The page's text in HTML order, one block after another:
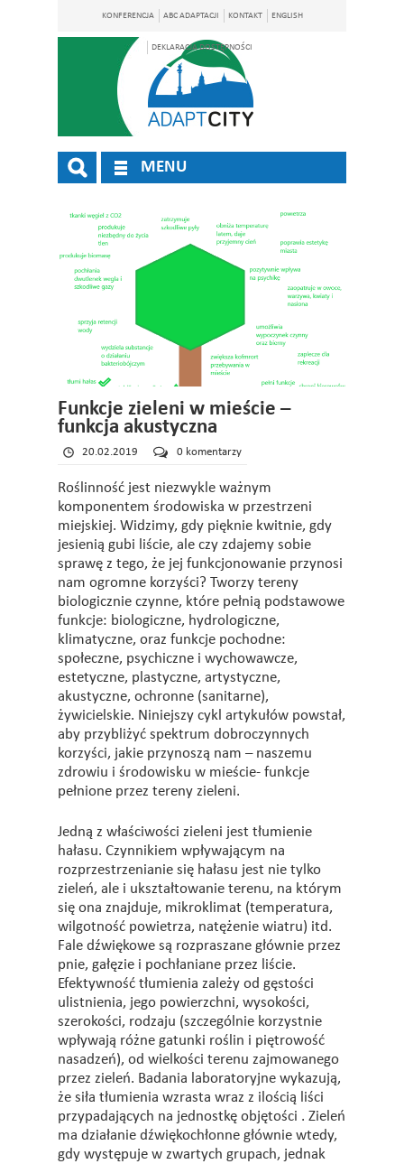
KONFERENCJA ABC ADAPTACJI KONTAKT ENGLISH
DEKLARACJA DOSTĘPNOŚCI
MENU
Funkcje zieleni w mieście –
funkcja akustyczna
20.02.2019 0 komentarzy
Roślinność jest niezwykle ważnym
komponentem środowiska w przestrzeni
miejskiej. Widzimy, gdy pięknie kwitnie, gdy
jesienią gubi liście, ale czy zdajemy sobie
sprawę z tego, że jej funkcjonowanie przynosi
nam ogromne korzyści? Tworzy tereny
biologicznie czynne, które pełnią podstawowe
funkcje: biologiczne, hydrologiczne,
klimatyczne, oraz funkcje pochodne:
społeczne, psychiczne i wychowawcze,
estetyczne, plastyczne, artystyczne,
akustyczne, ochronne (sanitarne),
żywicielskie. Niniejszy cykl artykułów powstał,
aby przybliżyć spektrum dobroczynnych
korzyści, jakie przynoszą nam – naszemu
zdrowiu i środowisku w mieście- funkcje
pełnione przez tereny zieleni.
Jedną z właściwości zieleni jest tłumienie
hałasu. Czynnikiem wpływającym na
rozprzestrzenianie się hałasu jest nie tylko
zieleń, ale i ukształtowanie terenu, na którym
się ona znajduje, mikroklimat (temperatura,
wilgotność powietrza, natężenie wiatru) itd.
Fale dźwiękowe są rozpraszane głównie przez
pnie, gałęzie i pochłaniane przez liście.
Efektywność tłumienia zależy od gęstości
ulistnienia, jego powierzchni, wysokości,
szerokości, rodzaju (szczególnie korzystnie
wpływają różne gatunki roślin i piętrowość
nasadzeń), od wielkości terenu zajmowanego
przez zieleń. Badania laboratoryjne wykazują,
że siła tłumienia wzrasta wraz z ilością liści
przypadających na jednostkę objętości . Zieleń
ma działanie dźwiękochłonne głównie wtedy,
gdy występuje w zwartych grupach, jednak